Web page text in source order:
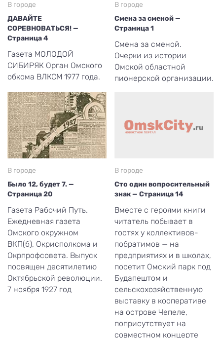
В городе
ДАВАЙТЕ
СОРЕВНОВАТЬСЯ! —
Страница 4
Газета МОЛОДОЙ
СИБИРЯК Орган Омского
обкома ВЛКСМ 1977 года.
В городе
Смена за сменой —
Страница 1
Смена за сменой.
Очерки из истории
Омской областной
пионерской организации.
В городе
Было 12, будет 7. —
Страница 20
Газета Рабочий Путь.
Ежедневная газета
Омского окружном
ВКП(б), Окрисполкома и
Окрпрофсовета. Выпуск
посвящен десятилетию
Октябрьской революции.
7 ноября 1927 год
В городе
Сто один вопросительный
знак — Страница 14
Вместе с героями книги
читатель побывает в
гостях у коллективов-
побратимов — на
предприятиях и в школах,
посетит Омский парк под
Будапештом и
сельскохозяйственную
выставку в кооперативе
на острове Чепеле,
поприсутствует на
совместном концерте